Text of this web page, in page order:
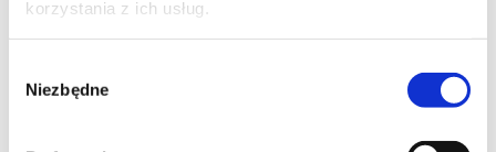
korzystania z ich usług.
zgody
Niezbędne